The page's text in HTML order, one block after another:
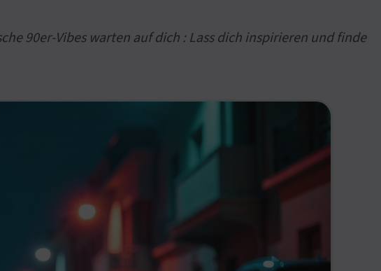
90er-Vibes warten auf dich : Lass dich inspirieren und finde